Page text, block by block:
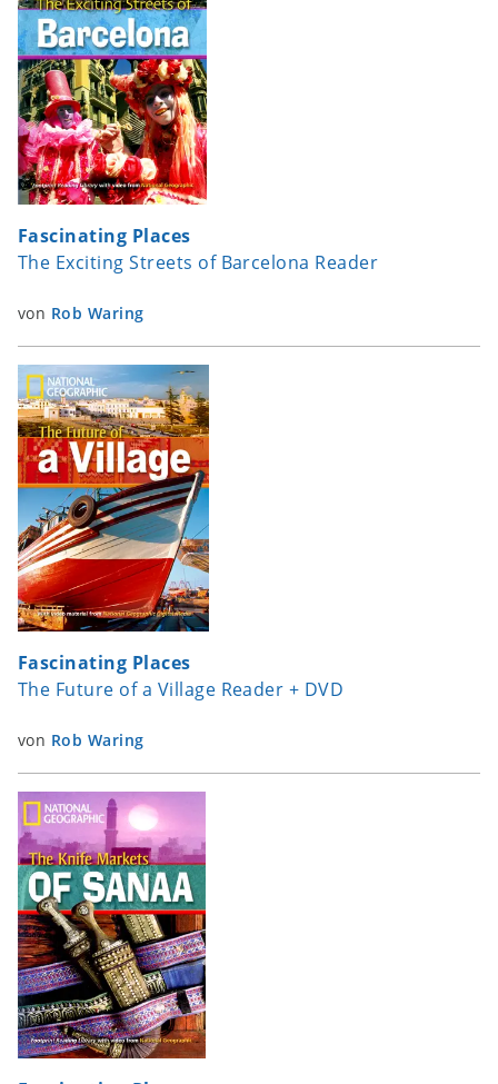
Fascinating Places
The Exciting Streets of Barcelona Reader
von Rob Waring
Fascinating Places
The Future of a Village Reader + DVD
von Rob Waring